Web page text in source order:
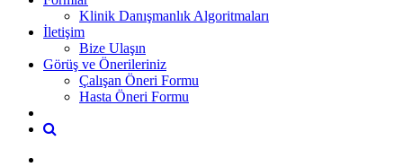
Klinik Danışmanlık Algoritmaları
İletişim
Bize Ulaşın
Görüş ve Önerileriniz
Çalışan Öneri Formu
Hasta Öneri Formu